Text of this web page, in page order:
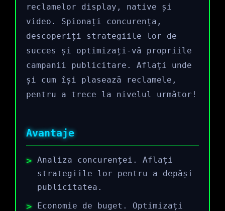
reclamelor display, native și
video. Spionați concurența,
descoperiți strategiile lor de
succes și optimizați-vă propriile
campanii publicitare. Aflați unde
și cum își plasează reclamele,
pentru a trece la nivelul următor!
Avantaje
Analiza concurenței. Aflați
strategiile lor pentru a depăși
publicitatea.
Economie de buget. Optimizați